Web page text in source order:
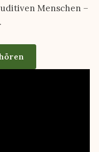
Menschen –